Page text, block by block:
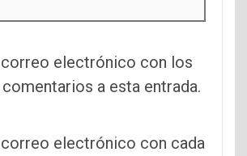
correo electrónico con los
a esta entrada.
electrónico con cada